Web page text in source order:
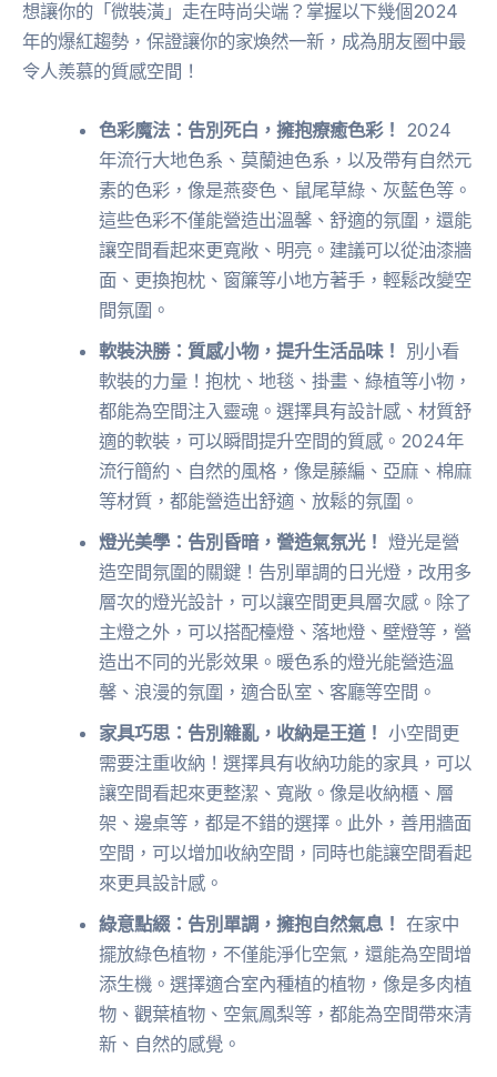
想讓你的「微裝潢」走在時尚尖端？掌握以下幾個2024
年的爆紅趨勢，保證讓你的家煥然一新，成為朋友圈中最
令人羨慕的質感空間！
色彩魔法：告別死白，擁抱療癒色彩！
2024
年流行大地色系、莫蘭迪色系，以及帶有自然元
素的色彩，像是燕麥色、鼠尾草綠、灰藍色等。
這些色彩不僅能營造出溫馨、舒適的氛圍，還能
讓空間看起來更寬敞、明亮。建議可以從油漆牆
面、更換抱枕、窗簾等小地方著手，輕鬆改變空
間氛圍。
軟裝決勝：質感小物，提升生活品味！ 別小看
軟裝的力量！抱枕、地毯、掛畫、綠植等小物，
都能為空間注入靈魂。選擇具有設計感、材質舒
適的軟裝，可以瞬間提升空間的質感。2024年
流行簡約、自然的風格，像是藤編、亞麻、棉麻
等材質，都能營造出舒適、放鬆的氛圍。
燈光美學：告別昏暗，營造氣氛光！ 燈光是營
造空間氛圍的關鍵！告別單調的日光燈，改用多
層次的燈光設計，可以讓空間更具層次感。除了
主燈之外，可以搭配檯燈、落地燈、壁燈等，營
造出不同的光影效果。暖色系的燈光能營造溫
馨、浪漫的氛圍，適合臥室、客廳等空間。
家具巧思：告別雜亂，收納是王道！ 小空間更
需要注重收納！選擇具有收納功能的家具，可以
讓空間看起來更整潔、寬敞。像是收納櫃、層
架、邊桌等，都是不錯的選擇。此外，善用牆面
空間，可以增加收納空間，同時也能讓空間看起
來更具設計感。
綠意點綴：告別單調，擁抱自然氣息！ 在家中
擺放綠色植物，不僅能淨化空氣，還能為空間增
添生機。選擇適合室內種植的植物，像是多肉植
物、觀葉植物、空氣鳳梨等，都能為空間帶來清
新、自然的感覺。